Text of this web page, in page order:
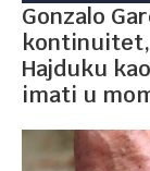
Gonzalo
Hajduku
imati u